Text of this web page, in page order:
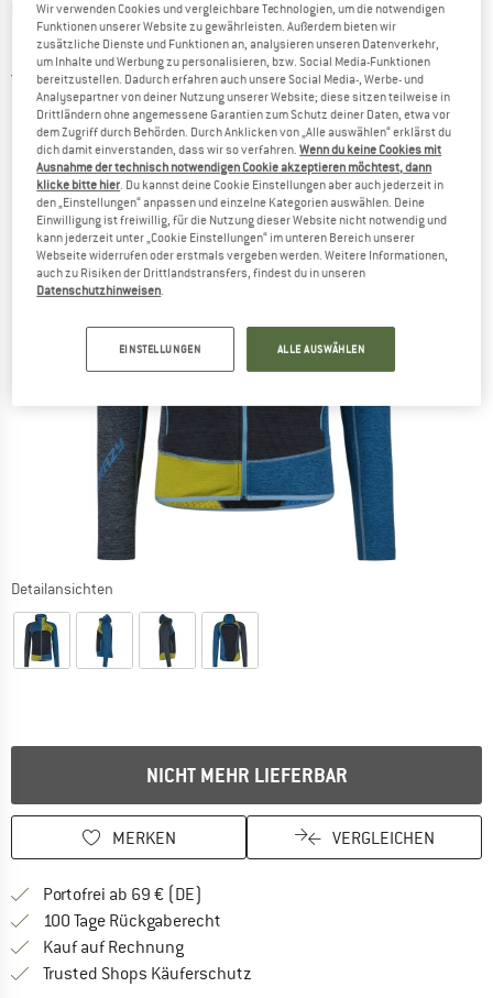
CRAZY IDEA - Pull Resolution Light -
Fleecejacke
4,0(1)
Detailansichten
NICHT MEHR LIEFERBAR
MERKEN VERGLEICHEN
Portofrei ab 69 € (DE)
100 Tage Rückgaberecht
Kauf auf RechnungFinde die Zahlungs-Infos hier! Öffnet
Trusted Shops Käuferschutz
Wir verwenden Cookies und vergleichbare Technologien, um die notwendigen
Funktionen unserer Website zu gewährleisten. Außerdem bieten wir
zusätzliche Dienste und Funktionen an, analysieren unseren Datenverkehr,
um Inhalte und Werbung zu personalisieren, bzw. Social Media-Funktionen
bereitzustellen. Dadurch erfahren auch unsere Social Media-, Werbe- und
Analysepartner von deiner Nutzung unserer Website; diese sitzen teilweise in
Drittländern ohne angemessene Garantien zum Schutz deiner Daten, etwa vor
dem Zugriff durch Behörden. Durch Anklicken von „Alle auswählen“ erklärst du
dich damit einverstanden, dass wir so verfahren.Wenn du keine Cookies mit
Ausnahme der technisch notwendigen Cookie akzeptieren möchtest, dann
klicke bitte hier. Du kannst deine Cookie Einstellungen aber auch jederzeit in
den „Einstellungen“ anpassen und einzelne Kategorien auswählen. Deine
Einwilligung ist freiwillig, für die Nutzung dieser Website nicht notwendig und
kann jederzeit unter „Cookie Einstellungen“ im unteren Bereich unserer
Webseite widerrufen oder erstmals vergeben werden. Weitere Informationen,
auch zu Risiken der Drittlandstransfers, findest du in unseren
Datenschutzhinweisen.
EINSTELLUNGEN ALLE AUSWÄHLEN